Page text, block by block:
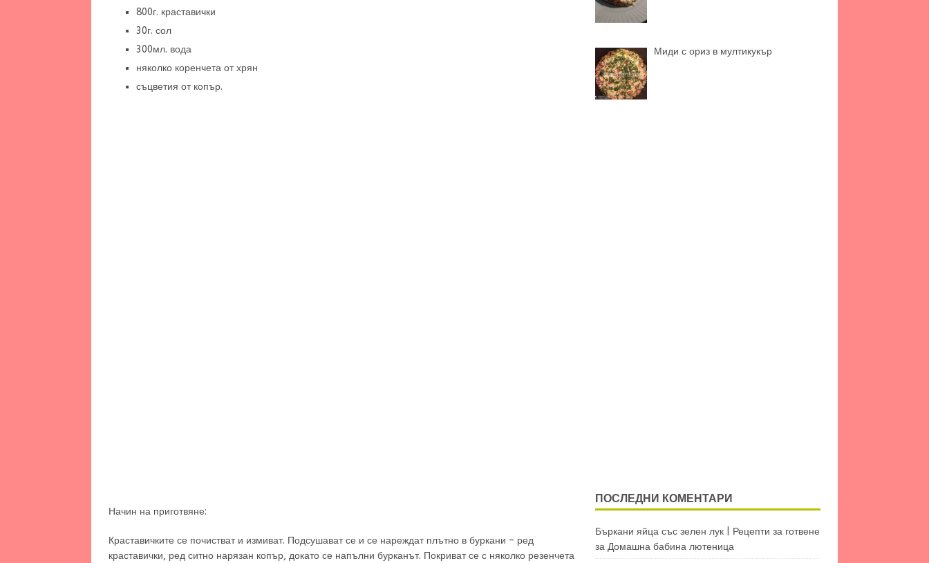
800г. краставички
30г. сол
300мл. вода
няколко коренчета от хрян
съцветия от копър.
Начин на приготвяне:
Краставичките се почистват и измиват. Подсушават се и се нареждат плътно в буркани – ред
краставички, ред ситно нарязан копър, докато се напълни бурканът. Покриват се с няколко резенчета
Миди с ориз в мултикукър
ПОСЛЕДНИ КОМЕНТАРИ
Бъркани яйца със зелен лук | Рецепти за готвене
за Домашна бабина лютеница